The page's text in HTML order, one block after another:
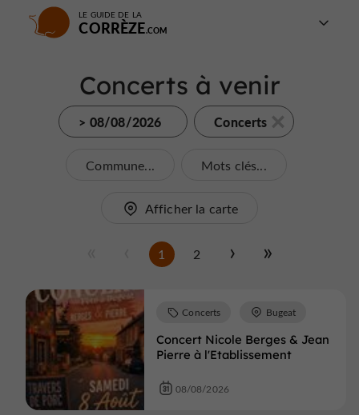
LE GUIDE DE LA
CORRÈZE
Concerts à venir
> 08/08/2026 Concerts
Commune... Mots clés...
Afficher la carte
1 2
Concert Nicole Berges & Jean
Pierre à l'Etablissement
Concerts Bugeat
08/08/2026